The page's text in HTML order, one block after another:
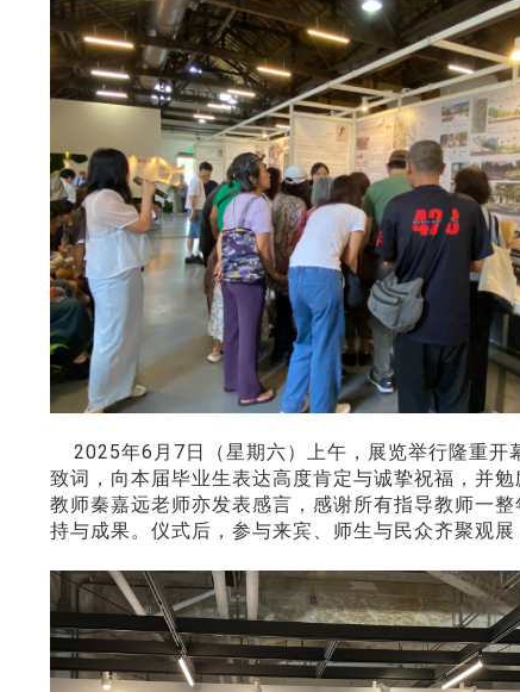
2025年6月7日（星期六）上午，展览举行隆重开
致词，向本届毕业生表达高度肯定与诚挚祝福，并
教师秦嘉远老师亦发表感言，感谢所有指导教师一
持与成果。仪式后，参与来宾、师生与民众齐聚观展